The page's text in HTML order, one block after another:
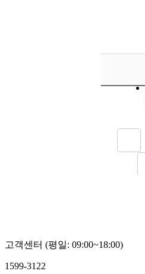
고객센터 (평일: 09:00~18:00)
1599-3122